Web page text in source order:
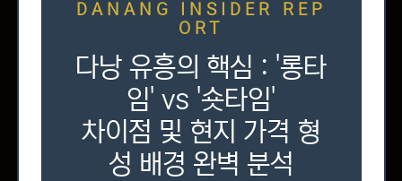
DANANG INSIDER REP
ORT
다낭 유흥의 핵심 : '롱타
임' vs '숏타임'
차이점 및 현지 가격 형
성 배경 완벽 분석